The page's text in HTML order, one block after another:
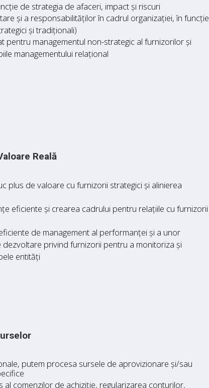
de strategia de afaceri, impact și riscuri
și a responsabilităților în cadrul organizației, în funcție
și tradiționali)
pentru managementul non-strategic al furnizorilor și
managementului relațional
Reală
plus de valoare cu furnizorii strategici și alinierea
eficiente și crearea cadrului pentru relațiile cu furnizorii
de management al performanței și a unor
privind furnizorii pentru a monitoriza și
entități
putem procesa sursele de aprovizionare și/sau
al comenzilor de achiziție, regularizarea conturilor,